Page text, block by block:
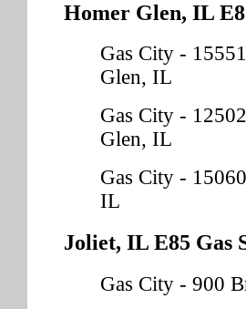
Homer Glen, IL
Gas City -
Glen, IL
Gas City -
Glen, IL
Gas City -
IL
Joliet, IL E85 Gas
Gas City - 900